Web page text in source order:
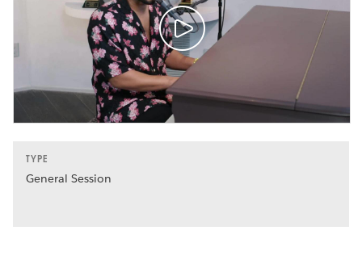
TYPE
General Session